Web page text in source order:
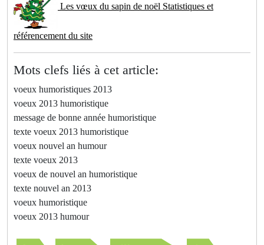
Les vœux du sapin de noël Statistiques et
référencement du site
Mots clefs liés à cet article:
voeux humoristiques 2013
voeux 2013 humoristique
message de bonne année humoristique
texte voeux 2013 humoristique
voeux nouvel an humour
texte voeux 2013
voeux de nouvel an humoristique
texte nouvel an 2013
voeux humoristique
voeux 2013 humour